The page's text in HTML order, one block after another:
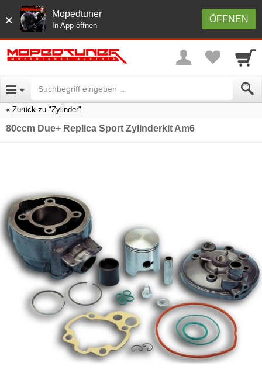
× ÖFFNEN
Mopedtuner
In App öffnen
Zurück zu "Zylinder"
80ccm Due+ Replica Sport Zylinderkit Am6